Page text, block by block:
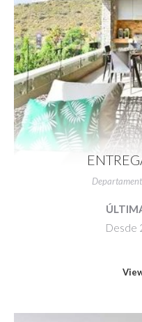
Desde